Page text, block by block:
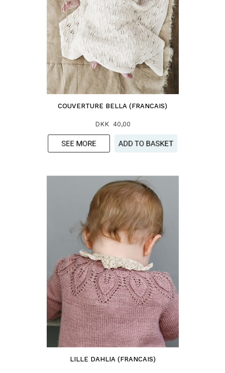
COUVERTURE BELLA (FRANCAIS)
DKK 40,00
LILLE DAHLIA (FRANCAIS)